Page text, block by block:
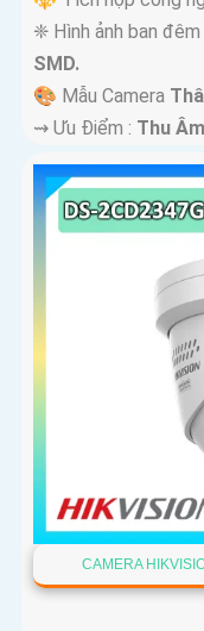
❈ Hình ảnh ban đêm
SMD.
🎨 Mẫu Camera
️⇝ Ưu Điểm : Thu
CAMERA